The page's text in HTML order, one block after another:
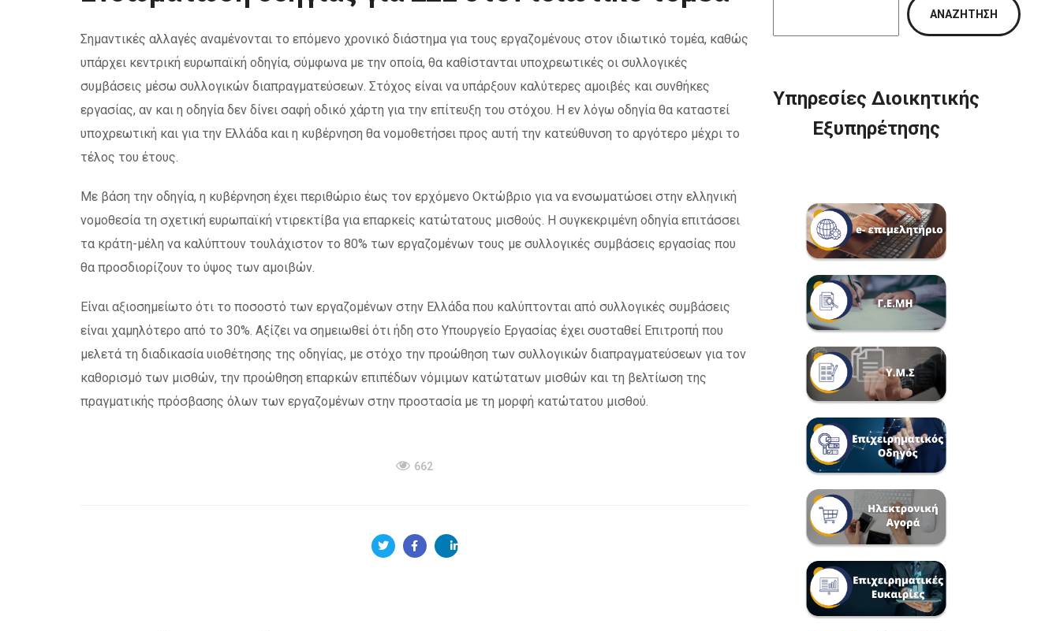
Σημαντικές αλλαγές αναμένονται το επόμενο χρονικό διάστημα για τους εργαζομένους στον ιδιωτικό τομέα, καθώς
υπάρχει κεντρική ευρωπαϊκή οδηγία, σύμφωνα με την οποία, θα καθίστανται υποχρεωτικές οι συλλογικές
συμβάσεις μέσω συλλογικών διαπραγματεύσεων. Στόχος είναι να υπάρξουν καλύτερες αμοιβές και συνθήκες
εργασίας, αν και η οδηγία δεν δίνει σαφή οδικό χάρτη για την επίτευξη του στόχου. Η εν λόγω οδηγία θα καταστεί
υποχρεωτική και για την Ελλάδα και η κυβέρνηση θα νομοθετήσει προς αυτή την κατεύθυνση το αργότερο μέχρι το
τέλος του έτους.
Με βάση την οδηγία, η κυβέρνηση έχει περιθώριο έως τον ερχόμενο Οκτώβριο για να ενσωματώσει στην ελληνική
νομοθεσία τη σχετική ευρωπαϊκή ντιρεκτίβα για επαρκείς κατώτατους μισθούς. Η συγκεκριμένη οδηγία επιτάσσει
τα κράτη-μέλη να καλύπτουν τουλάχιστον το 80% των εργαζομένων τους με συλλογικές συμβάσεις εργασίας που
θα προσδιορίζουν το ύψος των αμοιβών.
Είναι αξιοσημείωτο ότι το ποσοστό των εργαζομένων στην Ελλάδα που καλύπτονται από συλλογικές συμβάσεις
είναι χαμηλότερο από το 30%. Αξίζει να σημειωθεί ότι ήδη στο Υπουργείο Εργασίας έχει συσταθεί Επιτροπή που
μελετά τη διαδικασία υιοθέτησης της οδηγίας, με στόχο την προώθηση των συλλογικών διαπραγματεύσεων για τον
καθορισμό των μισθών, την προώθηση επαρκών επιπέδων νόμιμων κατώτατων μισθών και τη βελτίωση της
πραγματικής πρόσβασης όλων των εργαζομένων στην προστασία με τη μορφή κατώτατου μισθού.
662
ΑΝΑΖΉΤΗΣΗ
Υπηρεσίες Διοικητικής
Εξυπηρέτησης